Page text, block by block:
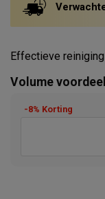
Effectieve
Volume voordeel
-8% Korting